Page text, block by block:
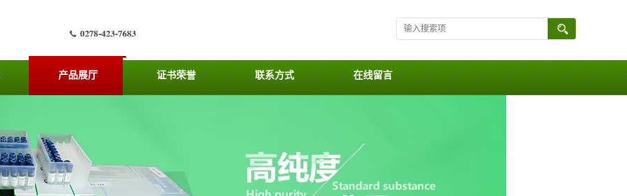
产品展厅 证书荣誉 联系方式 在线留言